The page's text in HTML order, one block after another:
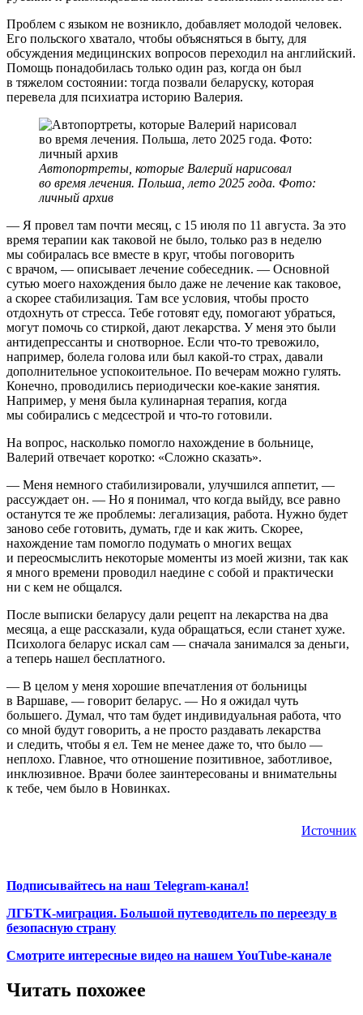
Проблем с языком не возникло, добавляет молодой человек.
Его польского хватало, чтобы объясняться в быту, для
обсуждения медицинских вопросов переходил на английский.
Помощь понадобилась только один раз, когда он был
в тяжелом состоянии: тогда позвали беларуску, которая
перевела для психиатра историю Валерия.
Автопортреты, которые Валерий нарисовал
во время лечения. Польша, лето 2025 года. Фото:
личный архив
— Я провел там почти месяц, с 15 июля по 11 августа. За это
время терапии как таковой не было, только раз в неделю
мы собиралась все вместе в круг, чтобы поговорить
с врачом, — описывает лечение собеседник. — Основной
сутью моего нахождения было даже не лечение как таковое,
а скорее стабилизация. Там все условия, чтобы просто
отдохнуть от стресса. Тебе готовят еду, помогают убраться,
могут помочь со стиркой, дают лекарства. У меня это были
антидепрессанты и снотворное. Если что-то тревожило,
например, болела голова или был какой-то страх, давали
дополнительное успокоительное. По вечерам можно гулять.
Конечно, проводились периодически кое-какие занятия.
Например, у меня была кулинарная терапия, когда
мы собирались с медсестрой и что-то готовили.
На вопрос, насколько помогло нахождение в больнице,
Валерий отвечает коротко: «Сложно сказать».
— Меня немного стабилизировали, улучшился аппетит, —
рассуждает он. — Но я понимал, что когда выйду, все равно
останутся те же проблемы: легализация, работа. Нужно будет
заново себе готовить, думать, где и как жить. Скорее,
нахождение там помогло подумать о многих вещах
и переосмыслить некоторые моменты из моей жизни, так как
я много времени проводил наедине с собой и практически
ни с кем не общался.
После выписки беларусу дали рецепт на лекарства на два
месяца, а еще рассказали, куда обращаться, если станет хуже.
Психолога беларус искал сам — сначала занимался за деньги,
а теперь нашел бесплатного.
— В целом у меня хорошие впечатления от больницы
в Варшаве, — говорит беларус. — Но я ожидал чуть
большего. Думал, что там будет индивидуальная работа, что
со мной будут говорить, а не просто раздавать лекарства
и следить, чтобы я ел. Тем не менее даже то, что было —
неплохо. Главное, что отношение позитивное, заботливое,
инклюзивное. Врачи более заинтересованы и внимательны
к тебе, чем было в Новинках.
Источник
Подписывайтесь на наш Telegram-канал!
ЛГБТК-миграция. Большой путеводитель по переезду в
безопасную страну
Смотрите интересные видео на нашем YouTube-канале
Читать похожее